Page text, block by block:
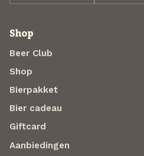
Shop
Beer Club
Shop
Bierpakket
Bier cadeau
Giftcard
Aanbiedingen